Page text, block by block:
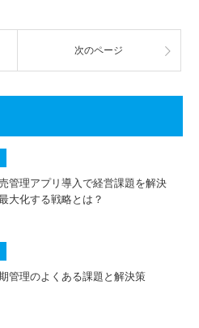
次のページ
管理アプリ導入で経営課題を解決
大化する戦略とは？
管理のよくある課題と解決策